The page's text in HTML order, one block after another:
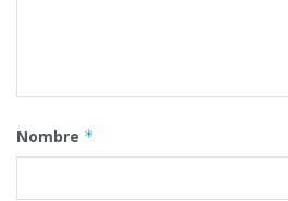
Nombre *